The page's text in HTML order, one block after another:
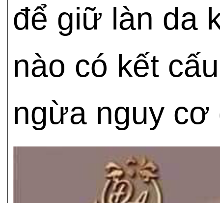
để giữ làn da
nào có kết
ngừa nguy cơ